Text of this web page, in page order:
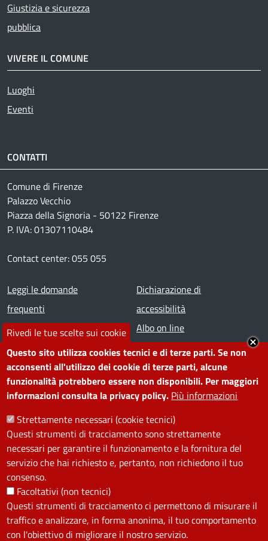
Rivedi le tue scelte sui cookie
Questo sito utilizza cookies tecnici e di terze parti. Se non
acconsenti all'utilizzo dei cookie di terze parti, alcune
funzionalità potrebbero essere non disponibili. Per maggiori
informazioni consulta la privacy policy. Più informazioni
Strettamente necessari (cookie tecnici)
Questi strumenti di tracciamento sono strettamente
necessari per garantire il funzionamento e la fornitura del
servizio che hai richiesto e, pertanto, non richiedono il tuo
consenso.
Facoltativi (non tecnici)
Questi strumenti di tracciamento ci permettono di misurare il
traffico e analizzare, in forma anonima, il tuo comportamento
con l'obiettivo di migliorare il nostro servizio.
Giustizia e sicurezza
pubblica
VIVERE IL COMUNE
Luoghi
Eventi
CONTATTI
Comune di Firenze
Palazzo Vecchio
Piazza della Signoria - 50122 Firenze
P. IVA: 01307110484
Contact center: 055 055
Footer menu
Leggi le domande
frequenti
Prenota appuntamento
Segnala disservizio
Amministrazione
trasparente
Note legali
Dichiarazione di
accessibilità
Albo on line
Redazione web
Piano di miglioramento dei
servizi
Contatti
SEGUICI SU
Facebook
Instagram
YouTube
Telegram
WhatsApp
TwitterLinkedin
PRIVACY
La Privacy nel Comune